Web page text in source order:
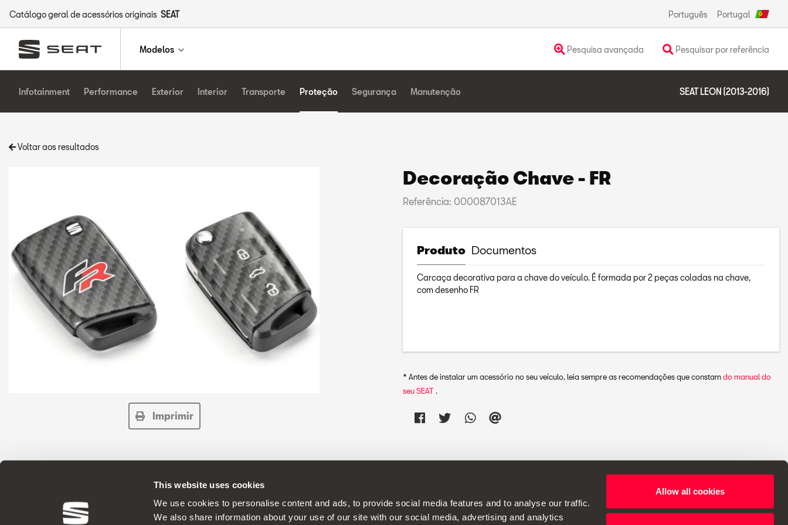
This website uses cookies
We use cookies to personalise content and ads, to provide social media features and to analyse our traffic.
We also share information about your use of our site with our social media, advertising and analytics
Allow all cookies
Catálogo geral de acessórios originais SEAT Português Portugal
Modelos Pesquisa avançada Pesquisar por referência
Infotainment Performance Exterior Interior Transporte Proteção Segurança Manutenção SEAT LEON (2013-2016)
Voltar aos resultados
Imprimir
Decoração Chave - FR
Referência: 000087013AE
Produto Documentos
Carcaça decorativa para a chave do veículo. É formada por 2 peças coladas na chave,
com desenho FR
* Antes de instalar um acessório no seu veículo, leia sempre as recomendações que constamdo manual do
seu SEAT.
ACESSÓRIOS ORIGINAIS - A SEAT aplica uma política de desenvolvimento contínuo dos seus produtos e reserva-se o direito de efetuar alterações nas especificações.